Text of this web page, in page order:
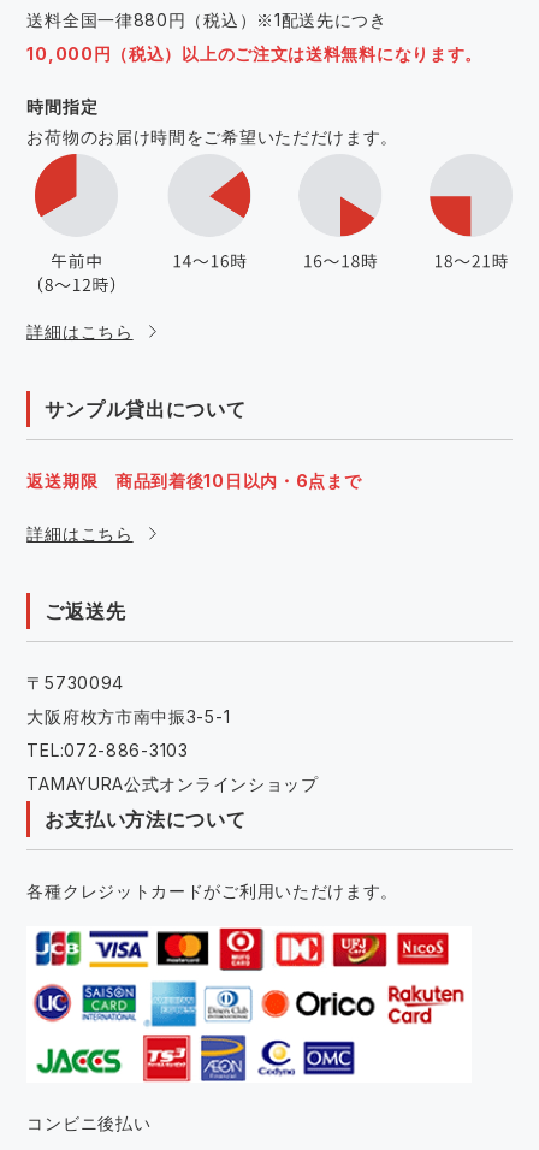
送料全国一律880円（税込）※1配送先につき
10,000円（税込）以上のご注文は送料無料になります。
時間指定
お荷物のお届け時間をご希望いただだけます。
詳細はこちら
サンプル貸出について
返送期限 商品到着後10日以内・6点まで
詳細はこちら
ご返送先
〒5730094
大阪府枚方市南中振3-5-1
TEL:072-886-3103
TAMAYURA公式オンラインショップ
お支払い方法について
各種クレジットカードがご利用いただけます。
コンビニ後払い